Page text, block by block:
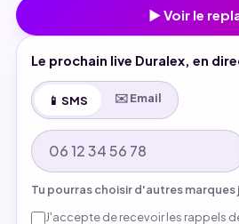
▶ Voir le
Le prochain live Duralex, en
📱 SMS ✉️ Email
Tu pourras choisir d'autres marques
J'accepte de recevoir les rappels